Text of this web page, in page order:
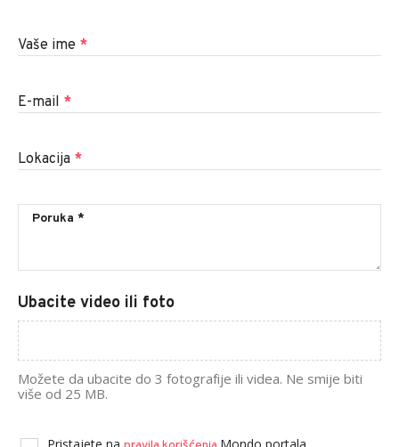
Vaše ime *
E-mail *
Lokacija *
Ubacite video ili foto
Možete da ubacite do 3 fotografije ili videa. Ne smije biti
više od 25 MB.